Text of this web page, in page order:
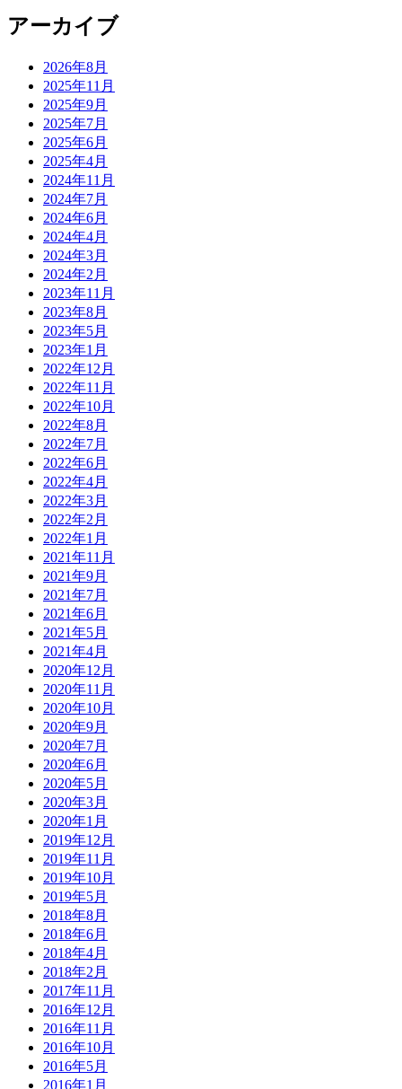
アーカイブ
2026年8月
2025年11月
2025年9月
2025年7月
2025年6月
2025年4月
2024年11月
2024年7月
2024年6月
2024年4月
2024年3月
2024年2月
2023年11月
2023年8月
2023年5月
2023年1月
2022年12月
2022年11月
2022年10月
2022年8月
2022年7月
2022年6月
2022年4月
2022年3月
2022年2月
2022年1月
2021年11月
2021年9月
2021年7月
2021年6月
2021年5月
2021年4月
2020年12月
2020年11月
2020年10月
2020年9月
2020年7月
2020年6月
2020年5月
2020年3月
2020年1月
2019年12月
2019年11月
2019年10月
2019年5月
2018年8月
2018年6月
2018年4月
2018年2月
2017年11月
2016年12月
2016年11月
2016年10月
2016年5月
2016年1月